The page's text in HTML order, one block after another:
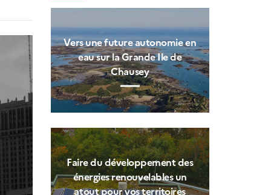
Vers une future autonomie en
eau sur la Grande Ile de
Chausey
Faire du développement des
énergies renouvelables un
atout pour vos territoires